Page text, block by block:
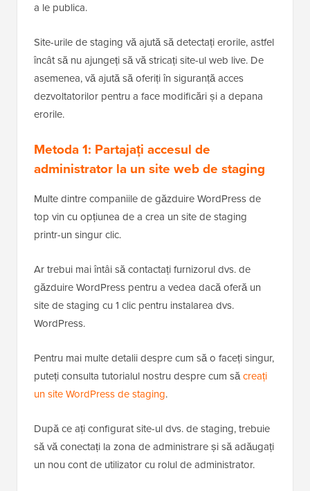
a le publica.
Site-urile de staging vă ajută să detectați erorile, astfel
încât să nu ajungeți să vă stricați site-ul web live. De
asemenea, vă ajută să oferiți în siguranță acces
dezvoltatorilor pentru a face modificări și a depana
erorile.
Metoda 1: Partajați accesul de
administrator la un site web de staging
Multe dintre companiile de găzduire WordPress de
top vin cu opțiunea de a crea un site de staging
printr-un singur clic.
Ar trebui mai întâi să contactați furnizorul dvs. de
găzduire WordPress pentru a vedea dacă oferă un
site de staging cu 1 clic pentru instalarea dvs.
WordPress.
Pentru mai multe detalii despre cum să o faceți singur,
puteți consulta tutorialul nostru despre cum săcreați
un site WordPress de staging.
După ce ați configurat site-ul dvs. de staging, trebuie
să vă conectați la zona de administrare și să adăugați
un nou cont de utilizator cu rolul de administrator.